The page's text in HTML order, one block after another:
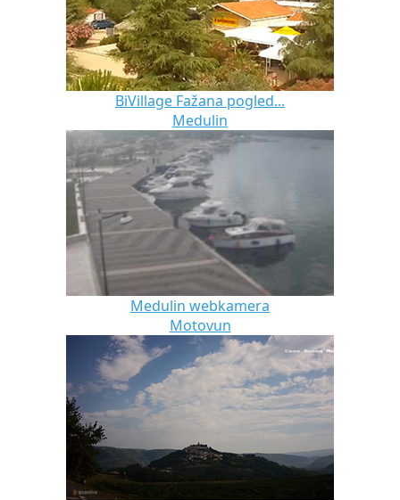
BiVillage Fažana pogled...
Medulin
Medulin webkamera
Motovun